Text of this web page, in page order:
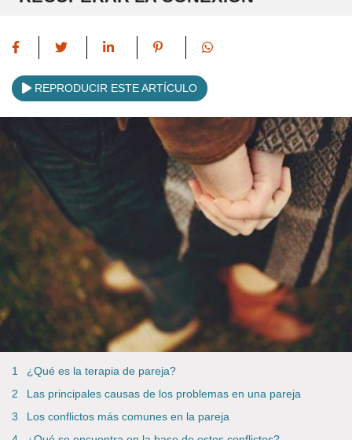
REPRODUCIR ESTE ARTÍCULO
¿Qué es la terapia de pareja?
Las principales causas de los problemas en una pareja
Los conflictos más comunes en la pareja